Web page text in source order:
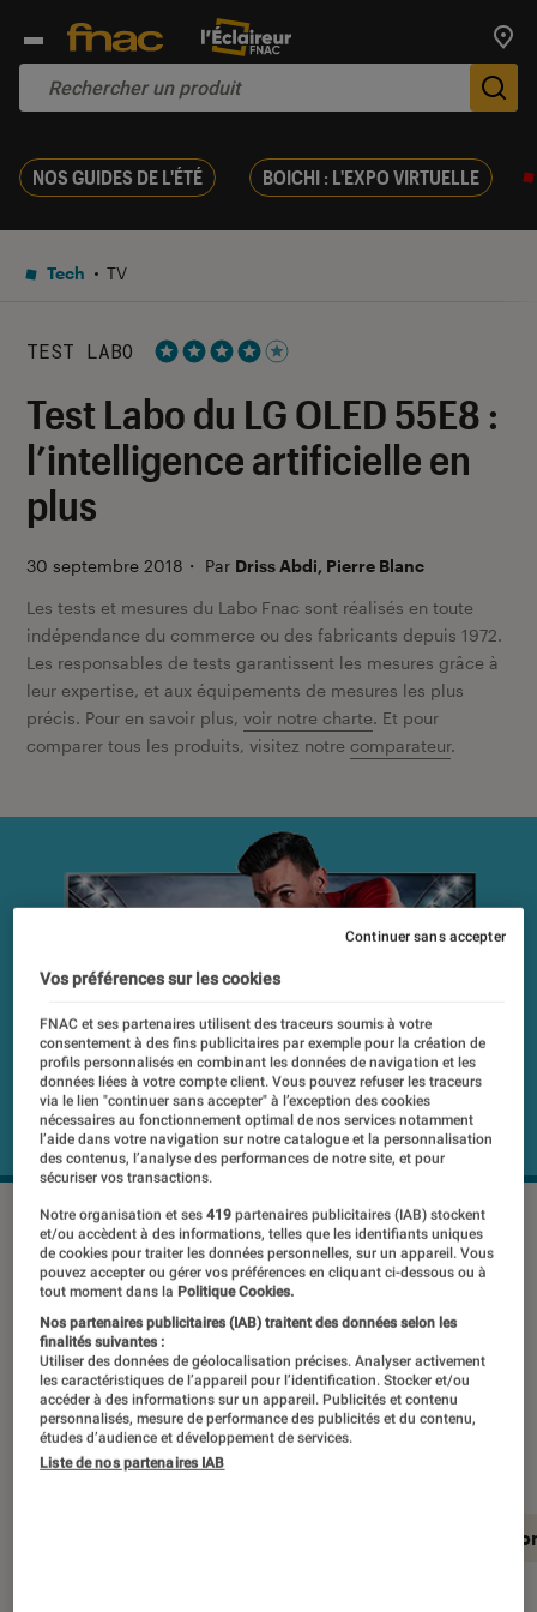
NOS GUIDES DE L'ÉTÉ BOICHI : L'EXPO VIRTUELLE
Tech TV
TEST LABO
Test Labo du LG OLED 55E8 :
l’intelligence artificielle en
plus
30 septembre 2018 ・ Par Driss Abdi, Pierre Blanc
Les tests et mesures du Labo Fnac sont réalisés en toute
indépendance du commerce ou des fabricants depuis 1972.
Les responsables de tests garantissent les mesures grâce à
leur expertise, et aux équipements de mesures les plus
précis. Pour en savoir plus, voir notre charte. Et pour
comparer tous les produits, visitez notre comparateur.
Chapeautant la gamme de téléviseurs
OLED de LG, le 55E8 joue la carte du
design et de l’intelligence artificielle.
Cela suffit-il à justifier son prix ?
Verdict après son passage dans notre
Labo.
Vos préférences sur les cookies
FNAC et ses partenaires utilisent des traceurs soumis à votre
consentement à des fins publicitaires par exemple pour la création de
profils personnalisés en combinant les données de navigation et les
données liées à votre compte client. Vous pouvez refuser les traceurs
via le lien "continuer sans accepter" à l’exception des cookies
nécessaires au fonctionnement optimal de nos services notamment
l’aide dans votre navigation sur notre catalogue et la personnalisation
des contenus, l’analyse des performances de notre site, et pour
sécuriser vos transactions.
Notre organisation et ses419 partenaires publicitaires (IAB) stockent
et/ou accèdent à des informations, telles que les identifiants uniques
de cookies pour traiter les données personnelles, sur un appareil. Vous
pouvez accepter ou gérer vos préférences en cliquant ci-dessous ou à
tout moment dans la Politique Cookies.
Nos partenaires publicitaires (IAB) traitent des données selon les
finalités suivantes :
Utiliser des données de géolocalisation précises. Analyser activement
les caractéristiques de l’appareil pour l’identification. Stocker et/ou
accéder à des informations sur un appareil. Publicités et contenu
personnalisés, mesure de performance des publicités et du contenu,
études d’audience et développement de services.
Liste de nos partenaires IAB
Continuer sans accepter